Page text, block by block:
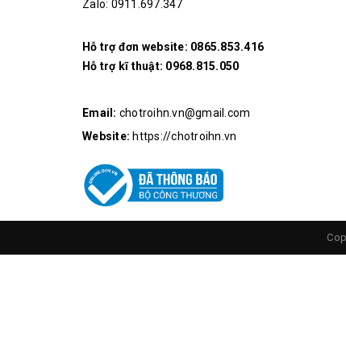
Zalo: 0911.697.347
Hỗ trợ đơn website: 0865.853.416
Hỗ trợ kĩ thuật: 0968.815.050
Email: chotroihn.vn@gmail.com
Website: https://chotroihn.vn